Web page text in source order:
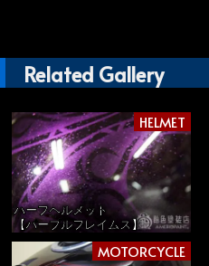
Related Gallery
HELMET
ハーフヘルメット
【パープルフレイムス】
MOTORCYCLE